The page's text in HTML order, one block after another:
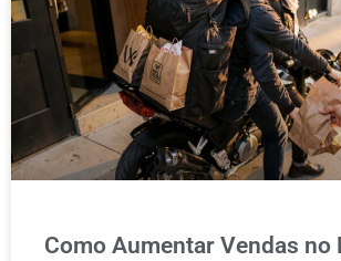
Como Aumentar Vendas no